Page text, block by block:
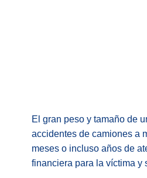
El gran peso y tamaño de
accidentes de camiones a
meses o incluso años de
financiera para la víctima y